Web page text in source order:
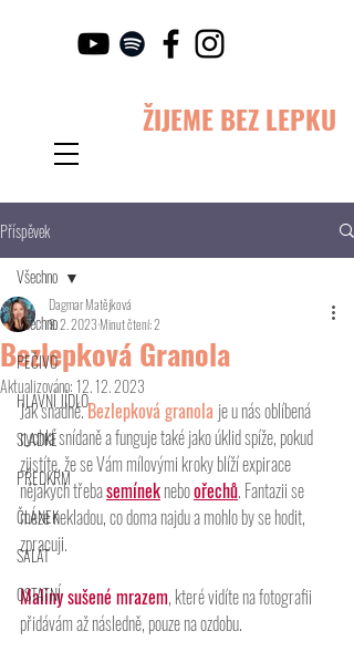
ŽIJEME BEZ LEPKU
Příspěvek
Všechno
PEČIVO
HLAVNÍ JÍDLO
SLADKÉ
PŘEDKRM
ČLÁNEK
SALÁT
OSTATNÍ
Všechno
Bezlepková Granola
Dagmar Matějková
9. 2. 2023Minut čtení: 2
Aktualizováno:12. 12. 2023
Jak snadné. Bezlepková granola je u nás oblíbená
rychlá snídaně a funguje také jako úklid spíže, pokud
zjistíte, že se Vám mílovými kroky blíží expirace
nějakých třeba semínek nebo ořechů. Fantazii se
meze nekladou, co doma najdu a mohlo by se hodit,
zpracuji.
Maliny sušené mrazem, které vidíte na fotografii
přidávám až následně, pouze na ozdobu.